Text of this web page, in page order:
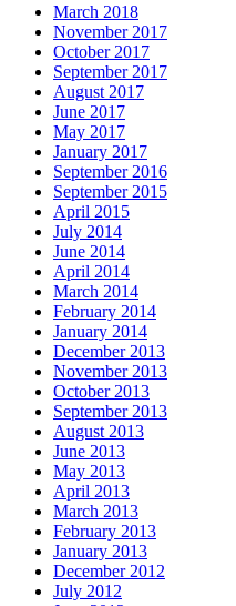
March 2018
November 2017
October 2017
September 2017
August 2017
June 2017
May 2017
January 2017
September 2016
September 2015
April 2015
July 2014
June 2014
April 2014
March 2014
February 2014
January 2014
December 2013
November 2013
October 2013
September 2013
August 2013
June 2013
May 2013
April 2013
March 2013
February 2013
January 2013
December 2012
July 2012